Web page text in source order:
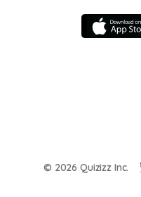
© 2026 Quizizz Inc.